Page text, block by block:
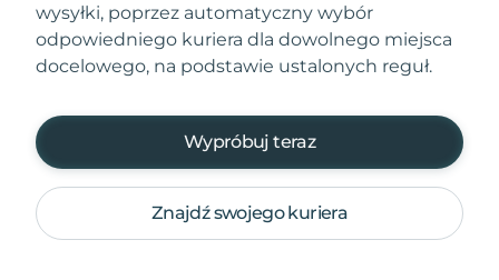
wysyłki, poprzez automatyczny wybór
odpowiedniego kuriera dla dowolnego miejsca
docelowego, na podstawie ustalonych reguł.
Wypróbuj teraz
Znajdź swojego kuriera